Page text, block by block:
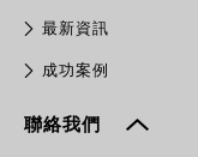
最新資訊
成功案例
聯絡我們